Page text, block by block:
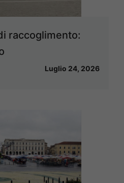
raccoglimento:
Luglio 24, 2026